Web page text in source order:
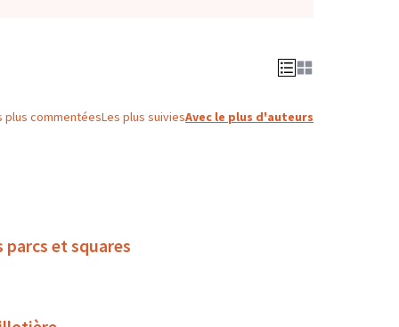
plus commentéesLes plus suiviesAvec le plus d'auteurs
et squares